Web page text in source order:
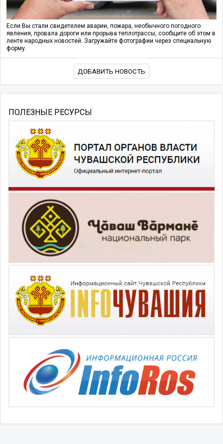
Если Вы стали свидетелем аварии, пожара, необычного погодного
явления, провала дороги или прорыва теплотрассы, сообщите об этом в
ленте народных новостей. Загружайте фотографии через специальную
форму.
ДОБАВИТЬ НОВОСТЬ
ПОЛЕЗНЫЕ РЕСУРСЫ